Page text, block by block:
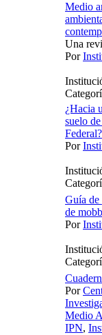
Medio
Una
Por
¿Hacia
suelo
Federal?
Por
Guía de
de
Por
Por
Medio
IPN,